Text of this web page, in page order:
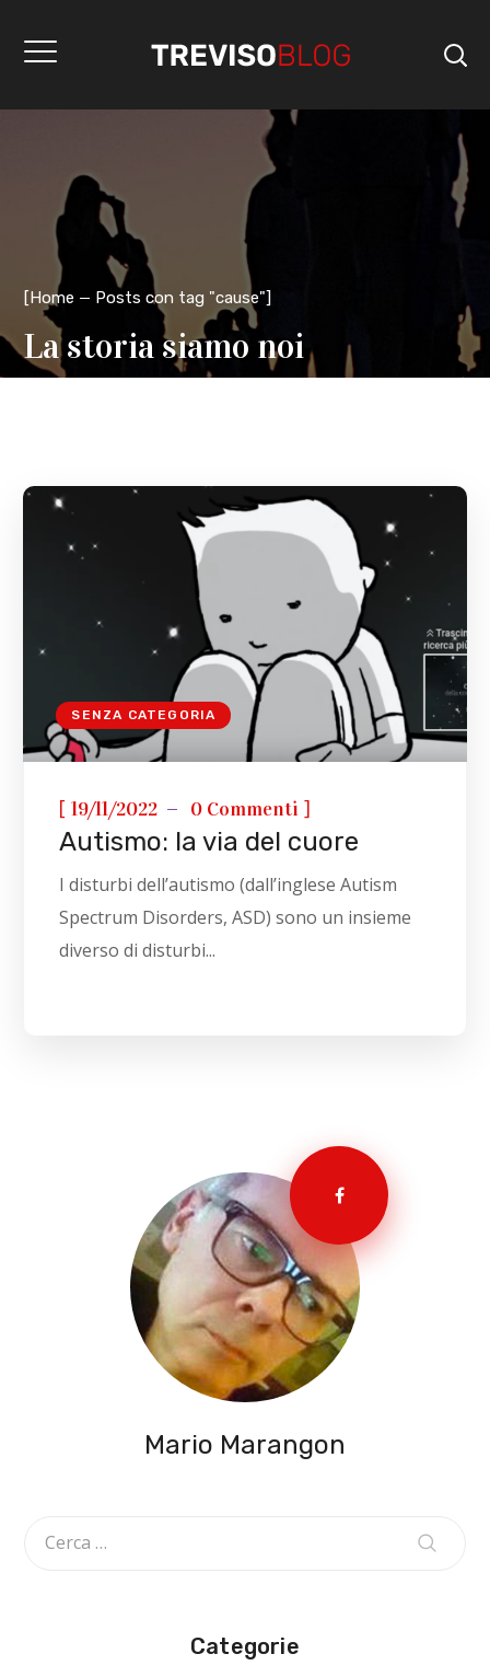
[Home Posts con tag "cause"]
La storia siamo noi
SENZA CATEGORIA
[19/11/2022 0 Commenti ]
Autismo: la via del cuore
I disturbi dell’autismo (dall’inglese Autism
Spectrum Disorders, ASD) sono un insieme
diverso di disturbi...
Mario Marangon
Categorie